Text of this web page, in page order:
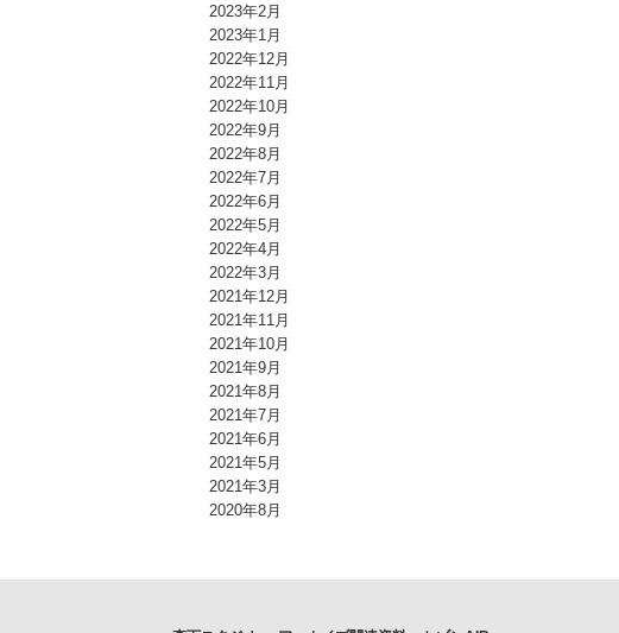
2023年2月
2023年1月
2022年12月
2022年11月
2022年10月
2022年9月
2022年8月
2022年7月
2022年6月
2022年5月
2022年4月
2022年3月
2021年12月
2021年11月
2021年10月
2021年9月
2021年8月
2021年7月
2021年6月
2021年5月
2021年3月
2020年8月